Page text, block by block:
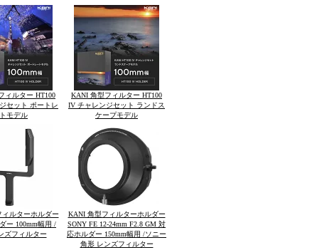
ィルター HT100
セット ポートレ
モデル
KANI 角型フィルター HT100
IV チャレンジセット ランドス
ケープモデル
ルターホルダー
ー 100mm幅用 /
ズフィルター
KANI 角型フィルターホルダー
SONY FE 12-24mm F2.8 GM 対
応ホルダー 150mm幅用 /ソニー
角形 レンズフィルター